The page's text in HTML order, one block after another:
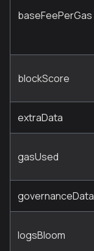
baseFeePerGas
blockScore
extraData
gasUsed
governanceData
logsBloom